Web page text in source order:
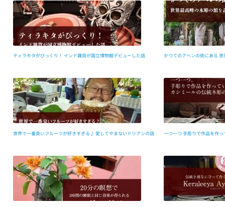
ティラキタがびっくり！ インド雑貨が国立博物館デビューした話 かつてのアヘンの街にある
世界で一番臭いフルーツが好きすぎる♪ 愛してやまないドリアンの話 一つ一つ 手彫りで作品を作